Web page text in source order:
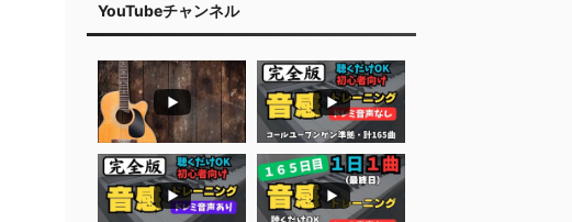
YouTubeチャンネル